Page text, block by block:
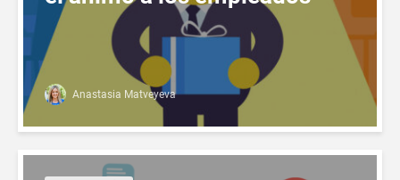
Anastasia Matveyeva